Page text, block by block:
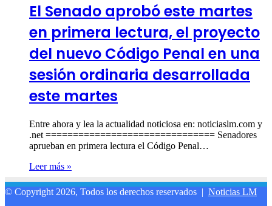
El Senado aprobó este martes
en primera lectura, el proyecto
del nuevo Código Penal en una
sesión ordinaria desarrollada
este martes
Entre ahora y lea la actualidad noticiosa en: noticiaslm.com y
.net =============================== Senadores
aprueban en primera lectura el Código Penal…
Leer más »
© Copyright 2026, Todos los derechos reservados | Noticias LM